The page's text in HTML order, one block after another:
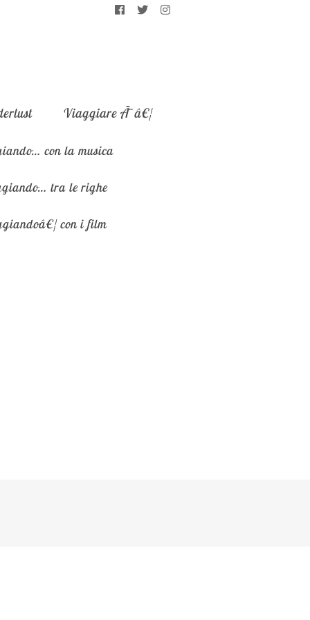
con la musica
tra le righe
con i film
Viaggiare Ã¨â€¦